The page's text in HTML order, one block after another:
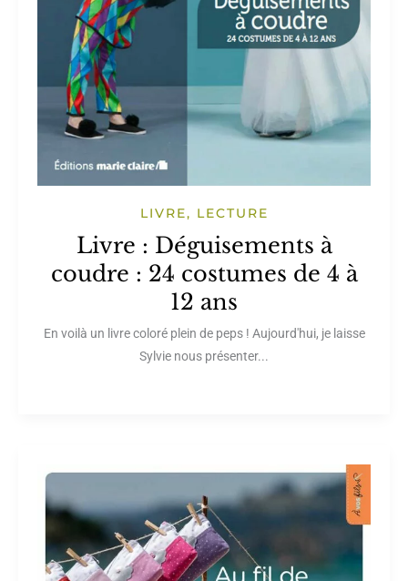
LIVRE, LECTURE
Livre : Déguisements à
coudre : 24 costumes de 4 à
12 ans
En voilà un livre coloré plein de peps ! Aujourd'hui, je laisse
Sylvie nous présenter...